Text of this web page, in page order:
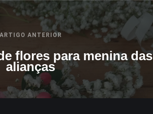
ARTIGO ANTERIOR
flores para menina das
alianças